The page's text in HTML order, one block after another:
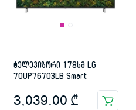
ტელევიზორი 178სმ LG
70UP76703LB Smart
3,039.00 ₾